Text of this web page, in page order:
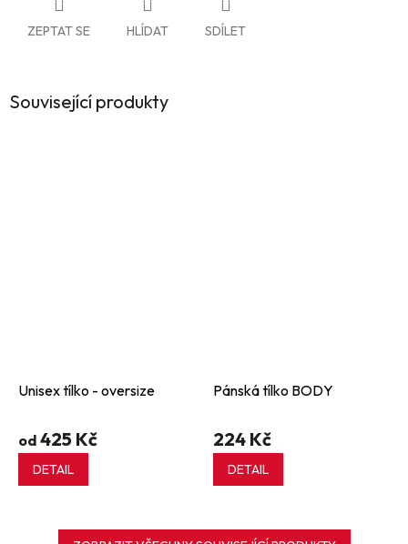
ZEPTAT SE HLÍDAT SDÍLET
Související produkty
Unisex tílko - oversize
od 425 Kč
DETAIL
Pánská tílko BODY
224 Kč
DETAIL